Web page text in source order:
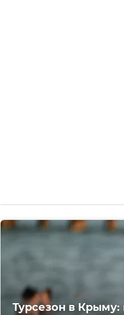
Турсезон в